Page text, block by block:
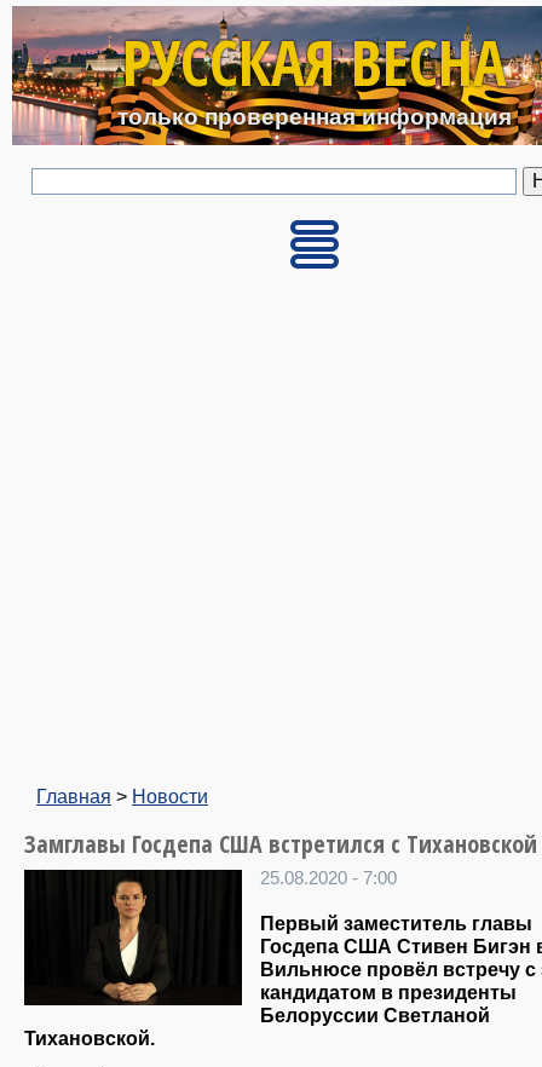
Перейти к основному
РУССКАЯ ВЕСНА
только проверенная информация
Главная > Новости
Замглавы Госдепа США встретился с Тихановской
25.08.2020 - 7:00
Первый заместитель главы
Госдепа США Стивен Бигэн
Вильнюсе провёл встречу с
кандидатом в президенты
Белоруссии Светланой
Тихановской.